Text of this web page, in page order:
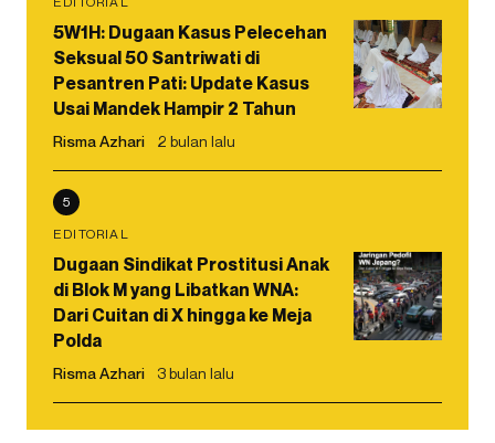
5W1H: Dugaan Kasus Pelecehan
Seksual 50 Santriwati di
Pesantren Pati: Update Kasus
Usai Mandek Hampir 2 Tahun
Risma Azhari 2 bulan lalu
5
EDITORIAL
Dugaan Sindikat Prostitusi Anak
di Blok M yang Libatkan WNA:
Dari Cuitan di X hingga ke Meja
Polda
Risma Azhari 3 bulan lalu